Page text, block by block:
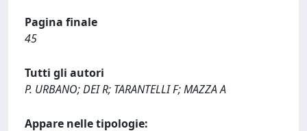
Pagina finale
45
Tutti gli autori
P. URBANO; DEI R; TARANTELLI F; MAZZA A
Appare nelle tipologie: